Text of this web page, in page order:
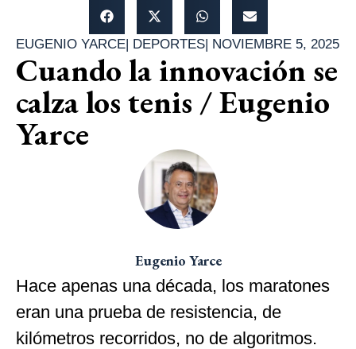
EUGENIO YARCE| DEPORTES| NOVIEMBRE 5, 2025
Cuando la innovación se
calza los tenis / Eugenio
Yarce
Eugenio Yarce
Hace apenas una década, los maratones
eran una prueba de resistencia, de
kilómetros recorridos, no de algoritmos.